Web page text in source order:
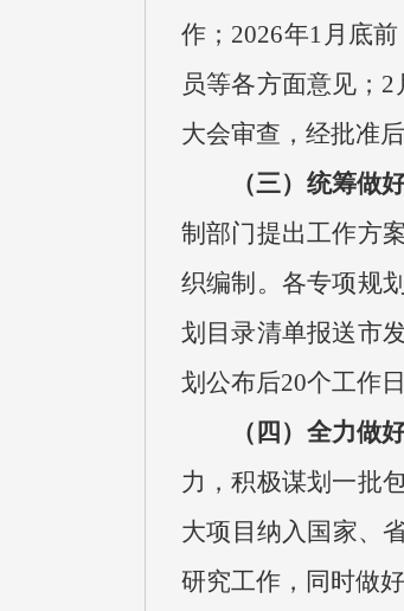
作；2026年1月底
员等各方面意见；
大会审查，经批准
（三）统筹做
制部门提出工作方
织编制。各专项规
划目录清单报送市
划公布后20个工作
（四）全力做
力，积极谋划一批
大项目纳入国家、
研究工作，同时做